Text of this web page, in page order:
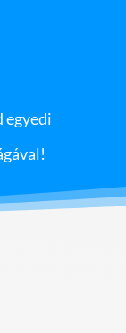
egyedi